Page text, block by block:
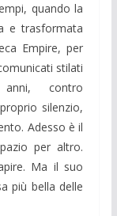
quando la
e trasformata
Empire, per
stilati
contro
silenzio,
Adesso è il
per altro.
Ma il suo
più bella delle